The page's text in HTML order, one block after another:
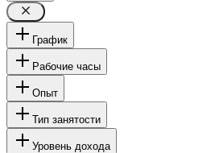
График
Рабочие часы
Опыт
Тип занятости
Уровень дохода